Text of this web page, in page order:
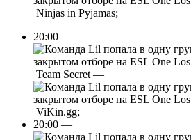
Ninjas in Pyjamas;
20:00 —
Team Secret —
ViKin.gg;
20:00 —